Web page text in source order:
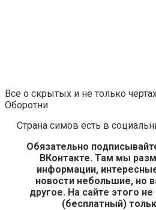
Все о скрытых и не только
Оборотни
Страна симов есть в
Обязательно
ВКонтакте. Там мы
информации,
новости небольшие, но
другое. На сайте этого
(бесплатный)